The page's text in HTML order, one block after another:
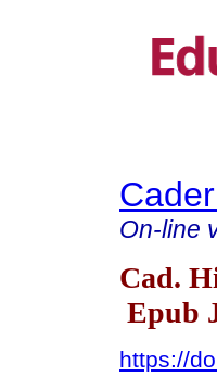
On-line
Cad.
Epub
https://